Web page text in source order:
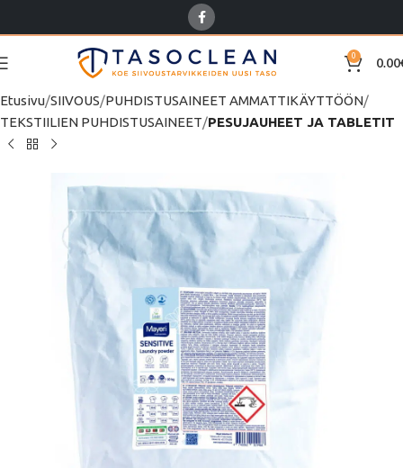
0 0.00
Etusivu SIIVOUS PUHDISTUSAINEET AMMATTIKÄYTTÖÖN
TEKSTIILIEN PUHDISTUSAINEET PESUJAUHEET JA TABLETIT